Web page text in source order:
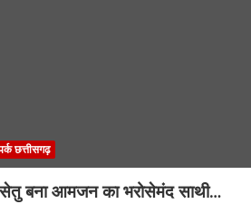
छत्तीसगढ़
सेतु बना आमजन का भरोसेमंद साथी…